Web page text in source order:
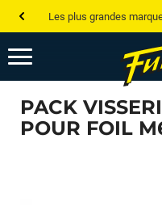
Les plus grandes
Jusqu’à -75% de
💰 Meilleur prix garanti —
Besoin de conseils de
PACK
POUR FOIL